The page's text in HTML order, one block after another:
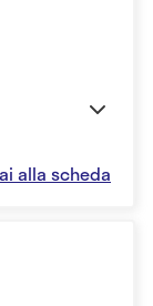
alla scheda